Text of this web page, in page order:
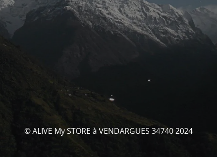
© ALIVE My STORE à VENDARGUES 34740 2024